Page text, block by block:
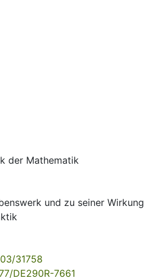
der Mathematik
und zu seiner Wirkung
31758
DE290R-7661